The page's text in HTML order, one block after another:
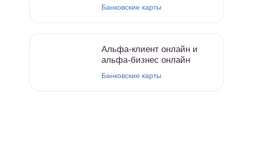
Банковские карты
Альфа-клиент онлайн и
альфа-бизнес онлайн
Банковские карты